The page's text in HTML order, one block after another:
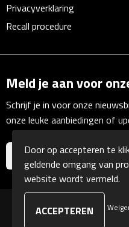
Telefoonhoezen
Selfie sticks
Smartwatches
Sporthorloges
Opladers
Draadloze opladers
Privacyverklaring
Recall procedure
Meld je aan voor
Schrijf je in voor onze
onze leuke aanbiedingen of
© Copyright
Door op accepteren te
geldende omgang van
website wordt vermeld.